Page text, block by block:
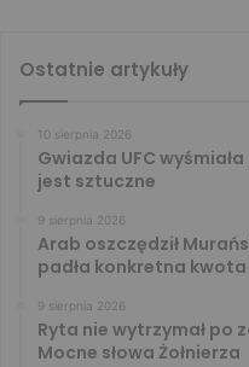
Ostatnie artykuły
10 sierpnia 2026
Gwiazda UFC
jest sztuczne
9 sierpnia 2026
Arab oszczędził
padła konkretna kwota
9 sierpnia 2026
Ryta nie wytrzymał po
Mocne słowa Żołnierza